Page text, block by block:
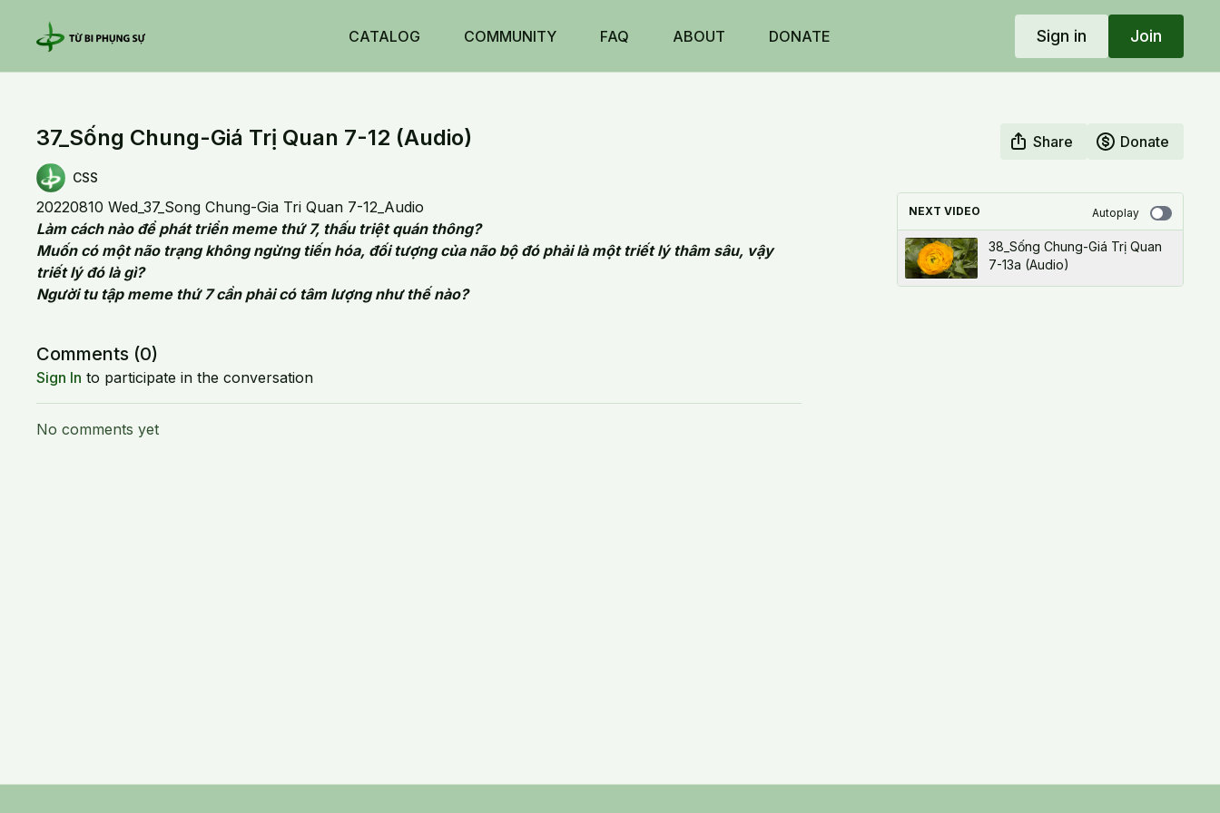
CATALOG COMMUNITY FAQ ABOUT DONATE Sign in Join
37_Sống Chung-Giá Trị Quan 7-12 (Audio) Share Donate
CSS
20220810 Wed_37_Song Chung-Gia Tri Quan 7-12_Audio
Làm cách nào để phát triển meme thứ 7, thấu triệt quán thông?
Muốn có một não trạng không ngừng tiến hóa, đối tượng của não bộ đó phải là một triết lý thâm sâu, vậy
triết lý đó là gì?
Người tu tập meme thứ 7 cần phải có tâm lượng như thế nào?
Comments (0)
Sign In to participate in the conversation
No comments yet
NEXT VIDEO Autoplay
38_Sống Chung-Giá Trị Quan
7-13a (Audio)